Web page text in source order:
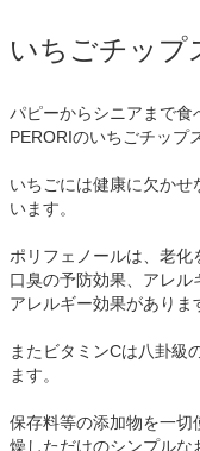
いちごチッ
パピーからシニアまで食
PERORIのいちごチップ
いちごには健康に欠か
います。
ポリフェノールは、老化
口臭の予防効果、アレ
アレルギー効果がありま
またビタミンCは八卦級
ます。
保存料等の添加物を一
燥しただけのシンプルな